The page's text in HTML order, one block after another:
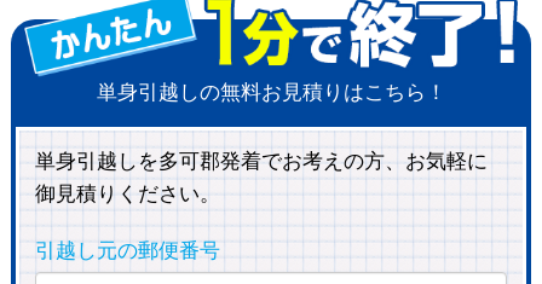
単身引越しの無料お見積りはこちら！
単身引越しを多可郡発着でお考えの方、お気軽に
御見積りください。
引越し元の郵便番号